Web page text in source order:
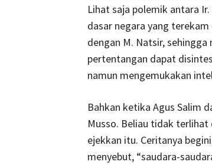
Lihat saja polemik antara
dasar negara yang terekam
dengan M. Natsir,
pertentangan dapat
namun mengemukakan
Bahkan ketika Agus Salim
Musso. Beliau tidak terlihat
ejekkan itu. Ceritanya
menyebut, “saudara-